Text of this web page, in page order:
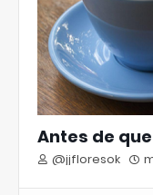
Antes de
@jjfloresok